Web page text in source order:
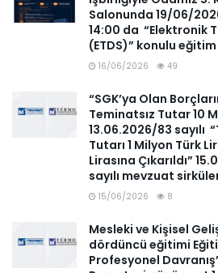
Salonunda 19/06/
14:00 da “Elektronik
(ETDS)” konulu
16/06/2026 49
“SGK’ya Olan
Teminatsız Tutar 10
13.06.2026/83 sayılı
Tutarı 1 Milyon Türk
Lirasına Çıkarıldı”
sayılı mevzuat
15/06/2026 8
Mesleki ve Kişisel
dördüncü eğitimi
Profesyonel